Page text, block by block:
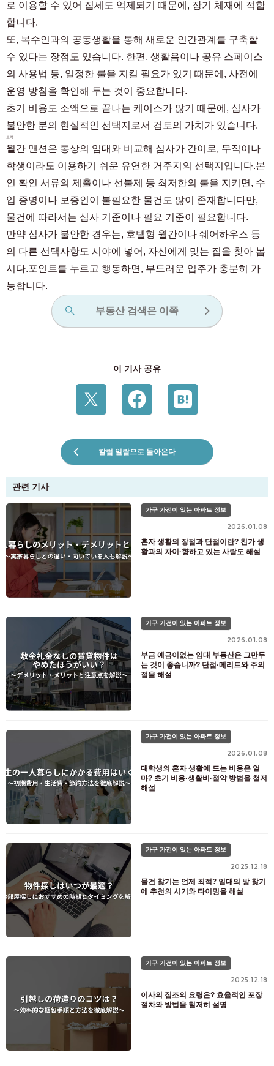
로 이용할 수 있어 집세도 억제되기 때문에, 장기 체재에 적합
합니다.
또, 복수인과의 공동생활을 통해 새로운 인간관계를 구축할
수 있다는 장점도 있습니다. 한편, 생활음이나 공유 스페이스
의 사용법 등, 일정한 룰을 지킬 필요가 있기 때문에, 사전에
운영 방침을 확인해 두는 것이 중요합니다.
초기 비용도 소액으로 끝나는 케이스가 많기 때문에, 심사가
불안한 분의 현실적인 선택지로서 검토의 가치가 있습니다.
요약
월간 맨션은 통상의 임대와 비교해 심사가 간이로, 무직이나
학생이라도 이용하기 쉬운 유연한 거주지의 선택지입니다.본
인 확인 서류의 제출이나 선불제 등 최저한의 룰을 지키면, 수
입 증명이나 보증인이 불필요한 물건도 많이 존재합니다만,
물건에 따라서는 심사 기준이나 필요 기준이 필요합니다.
만약 심사가 불안한 경우는, 호텔형 월간이나 쉐어하우스 등
의 다른 선택사항도 시야에 넣어, 자신에게 맞는 집을 찾아 봅
시다.포인트를 누르고 행동하면, 부드러운 입주가 충분히 가
능합니다.
부동산 검색은 이쪽
이 기사 공유
칼럼 일람으로 돌아온다
관련 기사
가구 가전이 있는 아파트 정보
2026.01.08
혼자 생활의 장점과 단점이란? 친가 생
활과의 차이·향하고 있는 사람도 해설
가구 가전이 있는 아파트 정보
2026.01.08
부금 예금이없는 임대 부동산은 그만두
는 것이 좋습니까? 단점·메리트와 주의
점을 해설
가구 가전이 있는 아파트 정보
2026.01.08
대학생의 혼자 생활에 드는 비용은 얼
마? 초기 비용·생활비·절약 방법을 철저
해설
가구 가전이 있는 아파트 정보
2025.12.18
물건 찾기는 언제 최적? 임대의 방 찾기
에 추천의 시기와 타이밍을 해설
가구 가전이 있는 아파트 정보
2025.12.18
이사의 짐조의 요령은? 효율적인 포장
절차와 방법을 철저히 설명